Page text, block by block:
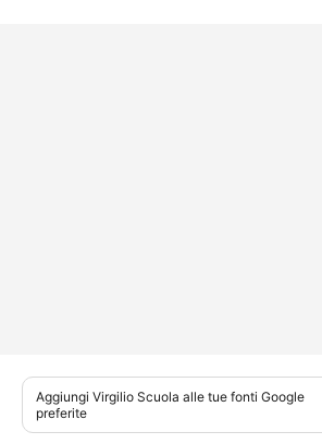
Aggiungi Virgilio Scuola alle tue fonti Google
preferite